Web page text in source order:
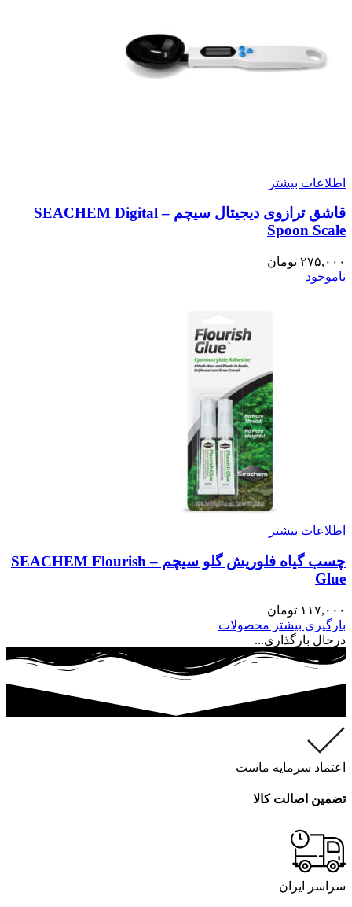
اطلاعات بیشتر
قاشق ترازوی دیجیتال سیچم – SEACHEM Digital
Spoon Scale
۲۷۵,۰۰۰ تومان
ناموجود
اطلاعات بیشتر
چسب گیاه فلوریش گلو سیچم – SEACHEM Flourish
Glue
۱۱۷,۰۰۰ تومان
بارگیری بیشتر محصولات
درحال بارگذاری...
اعتماد سرمایه ماست
تضمین اصالت کالا
سراسر ایران